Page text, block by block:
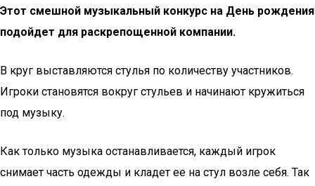
Этот смешной музыкальный конкурс на День рождения
подойдет для раскрепощенной компании.
В круг выставляются стулья по количеству участников.
Игроки становятся вокруг стульев и начинают кружиться
под музыку.
Как только музыка останавливается, каждый игрок
снимает часть одежды и кладет ее на стул возле себя. Так